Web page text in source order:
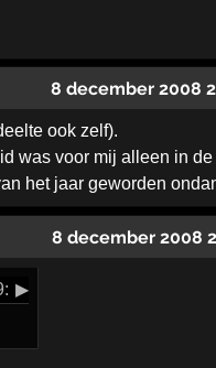
8 december 2008
ook zelf).
was voor mij alleen in
het jaar geworden
8 december 2008
▶